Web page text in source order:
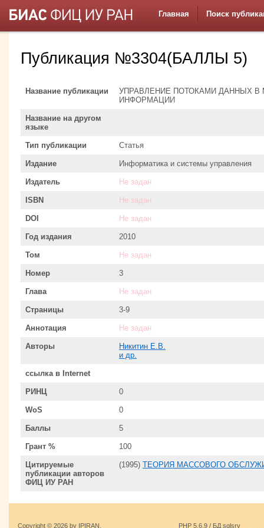
Главная Поиск
Публикация №3304(БАЛЛЫ 5)
Название публикации
УПРАВЛЕНИЕ ПОТОКАМИ ДАННЫХ
ИНФОРМАЦИИ
Название на другом
языке
Тип публикации Статья
Издание Информатика и системы управления
Издатель Не задан
ISBN Не задан
DOI Не задан
Год издания 2010
Том Не задан
Номер 3
Глава Не задан
Страницы 3-9
Аннотация Не задан
Авторы
Никитин Е.В.
и др.
ссылка в Internet
РИНЦ 0
WoS 0
Баллы 5
Грант % 100
Цитируемые
публикации авторов
ФИЦ ИУ РАН
(1995) ТЕОРИЯ МАССОВОГО
Copyright © 2026 by IPIRAN.
PHP 5.6.9 / БД sqlsrv